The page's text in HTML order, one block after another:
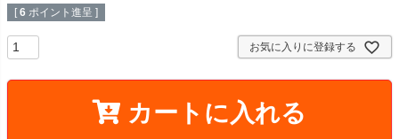
[ 6 ポイント進呈 ]
お気に入りに登録する
カートに入れる